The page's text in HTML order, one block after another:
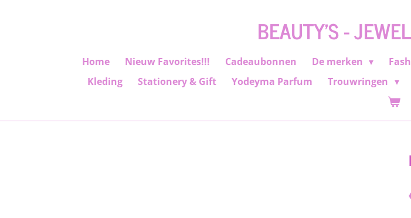
BEAUTY'S -
Home Nieuw Favorites!!! Cadeaubonnen De merken
Kleding
Stationery & Gift Yodeyma Parfum Trouwringen